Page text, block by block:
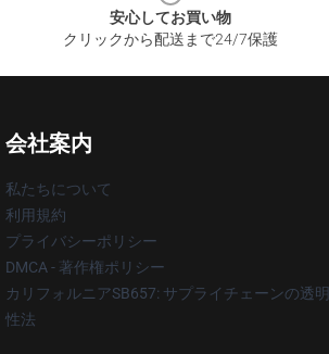
安心してお買い物
クリックから配送まで24/7保護
会社案内
私たちについて
利用規約
プライバシーポリシー
DMCA - 著作権ポリシー
カリフォルニアSB657: サプライチェーンの透明
性法